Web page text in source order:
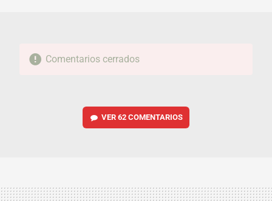
Comentarios cerrados
VER 62 COMENTARIOS